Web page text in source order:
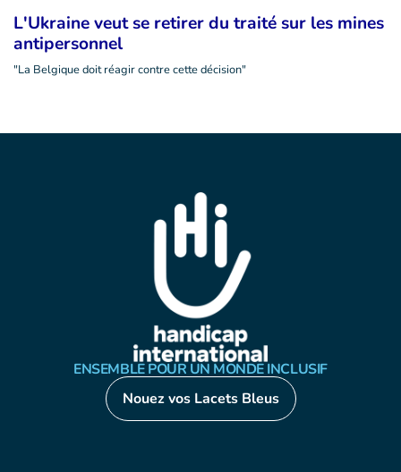
L'Ukraine veut se retirer du traité sur les mines
antipersonnel
"La Belgique doit réagir contre cette décision"
ENSEMBLE POUR UN MONDE INCLUSIF
Nouez vos Lacets Bleus